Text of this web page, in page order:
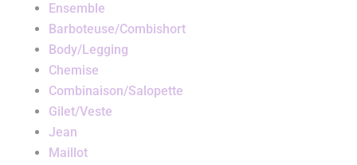
Ensemble
Barboteuse/Combishort
Body/Legging
Chemise
Combinaison/Salopette
Gilet/Veste
Jean
Maillot